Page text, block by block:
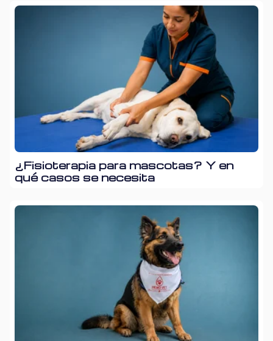
¿Fisioterapia para mascotas? Y en
qué casos se necesita